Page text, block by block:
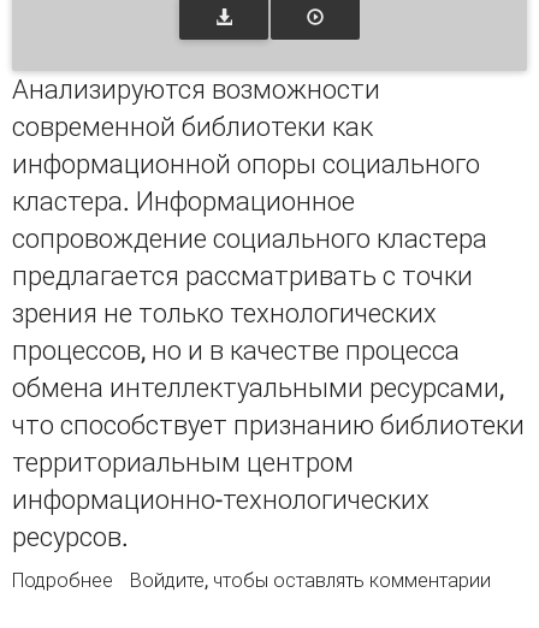
Анализируются возможности
современной библиотеки как
информационной опоры социального
кластера. Информационное
сопровождение социального кластера
предлагается рассматривать с точки
зрения не только технологических
процессов, но и в качестве процесса
обмена интеллектуальными ресурсами,
что способствует признанию библиотеки
территориальным центром
информационно-технологических
ресурсов.
Подробнее о Библиотека как информационная опора
Войдите, чтобы оставлять комментарии